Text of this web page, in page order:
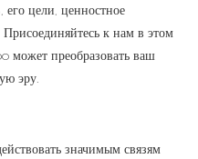
цели, ценностное
к нам в этом
может преобразовать ваш
эру.
значимым связям